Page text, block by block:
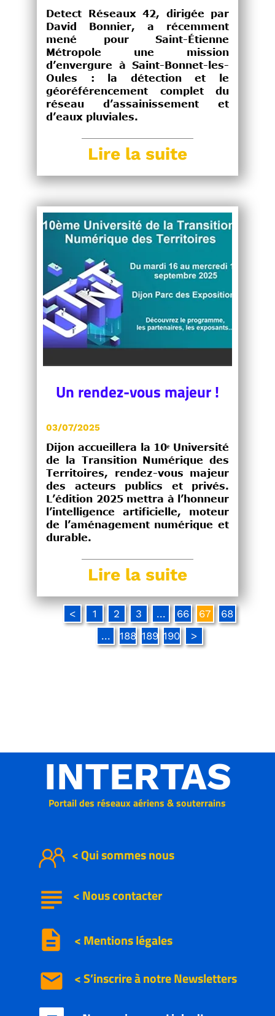
description
subject
email
INTERTAS
<Nouscontacter
< Qui sommes nous
< S’inscrire à notreNewsletters
< Mentions légales
Portail des réseaux aériens & souterrains
Detect Réseaux 42, dirigée par
David Bonnier, a récemment
mené pour Saint-Étienne
Métropole une mission
d’envergure à Saint-Bonnet-les-
Oules : la détection et le
géoréférencement complet du
réseau d’assainissement et
d’eaux pluviales.
Lire la suite
Un rendez-vous majeur !
03/07/2025
Dijon accueillera la 10ᵉ Université
de la Transition Numérique des
Territoires, rendez-vous majeur
des acteurs publics et privés.
L’édition 2025 mettra à l’honneur
l’intelligence artificielle, moteur
de l’aménagement numérique et
durable.
Lire la suite
< 1 2 3 ... 66 67
68
...
188 189 190 >